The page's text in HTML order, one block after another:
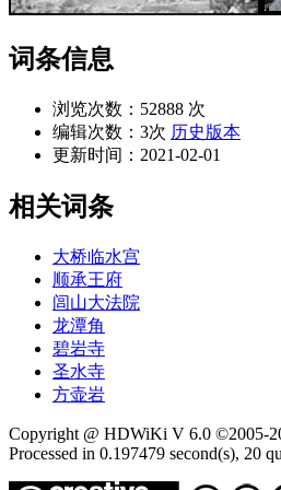
词条信息
浏览次数： 52888 次
编辑次数： 3次 历史版本
更新时间： 2021-02-01
相关词条
大桥临水宫
顺承王府
闾山大法院
龙潭角
碧岩寺
圣水寺
方壶岩
Copyright @ HDWiKi V 6.0 ©2005-
Processed in 0.197479 second(s), 20